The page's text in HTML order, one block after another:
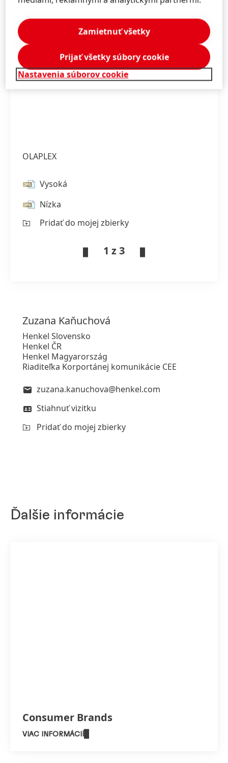
OLAPLEX
Vysoká
Nízka
Pridať do mojej zbierky
1 z 3
Zuzana Kaňuchová
Henkel Slovensko
Henkel ČR
Henkel Magyarország
Riaditeľka Korportánej komunikácie CEE
zuzana.kanuchova@henkel.com
Stiahnuť vizitku
Pridať do mojej zbierky
Ďalšie informácie
Consumer Brands
VIAC INFORMÁCIÍ
Nastavenia súborov cookie
Zamietnuť všetky
Prijať všetky súbory cookie